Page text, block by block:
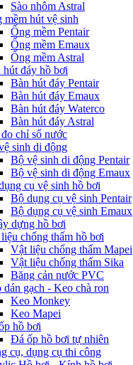
Sào nhôm Astral
mềm hút vệ sinh
Ống mềm Pentair
Ống mềm Emaux
Ống mềm Astral
hút đáy hồ bơi
Bàn hút đáy Pentair
Bàn hút đáy Emaux
Bàn hút đáy Waterco
Bàn hút đáy Astral
chỉ số nước
sinh di động
Bộ vệ sinh di động Pentair
Bộ vệ sinh di động Emaux
cụ vệ sinh hồ bơi
Bộ dụng cụ vệ sinh Pentair
Bộ dụng cụ vệ sinh Emaux
dựng hồ bơi
chống thấm hồ bơi
Vật liệu chống thấm Mapei
Vật liệu chống thấm Sika
Băng cản nước PVC
dán gạch - Keo chà ron
Keo Monkey
Keo Mapei
hồ bơi
Đá ốp hồ bơi tự nhiên
cụ, dụng cụ thi công